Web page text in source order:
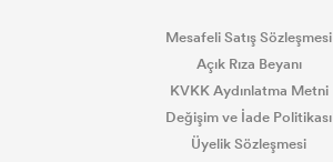
Mesafeli Satış Sözleşmesi
Açık Rıza Beyanı
KVKK Aydınlatma Metni
Değişim ve İade Politikası
Üyelik Sözleşmesi